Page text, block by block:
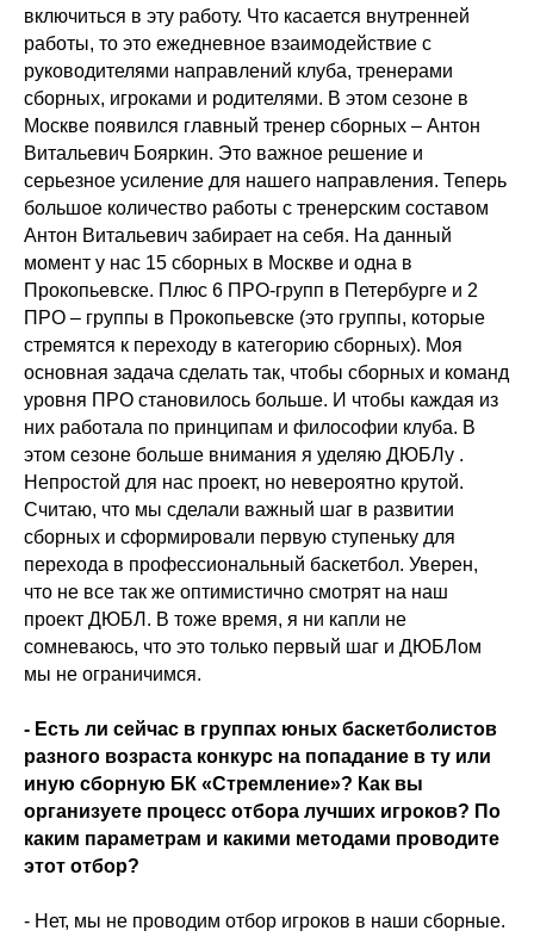
включиться в эту работу. Что касается внутренней
работы, то это ежедневное взаимодействие с
руководителями направлений клуба, тренерами
сборных, игроками и родителями. В этом сезоне в
Москве появился главный тренер сборных – Антон
Витальевич Бояркин. Это важное решение и
серьезное усиление для нашего направления. Теперь
большое количество работы с тренерским составом
Антон Витальевич забирает на себя. На данный
момент у нас 15 сборных в Москве и одна в
Прокопьевске. Плюс 6 ПРО-групп в Петербурге и 2
ПРО – группы в Прокопьевске (это группы, которые
стремятся к переходу в категорию сборных). Моя
основная задача сделать так, чтобы сборных и команд
уровня ПРО становилось больше. И чтобы каждая из
них работала по принципам и философии клуба. В
этом сезоне больше внимания я уделяю ДЮБЛу .
Непростой для нас проект, но невероятно крутой.
Считаю, что мы сделали важный шаг в развитии
сборных и сформировали первую ступеньку для
перехода в профессиональный баскетбол. Уверен,
что не все так же оптимистично смотрят на наш
проект ДЮБЛ. В тоже время, я ни капли не
сомневаюсь, что это только первый шаг и ДЮБЛом
мы не ограничимся.
- Есть ли сейчас в группах юных баскетболистов
разного возраста конкурс на попадание в ту или
иную сборную БК «Стремление»? Как вы
организуете процесс отбора лучших игроков? По
каким параметрам и какими методами проводите
этот отбор?
- Нет, мы не проводим отбор игроков в наши сборные.